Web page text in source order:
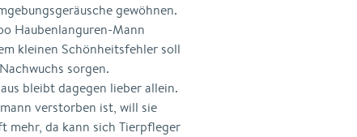
gewöhnen.
Haubenlanguren-Mann
kleinen Schönheitsfehler soll
sorgen.
bleibt dagegen lieber allein.
verstorben ist, will sie
mehr, da kann sich Tierpfleger